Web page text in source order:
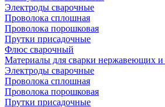
Электроды сварочные
Проволока сплошная
Проволока порошковая
Прутки присадочные
Флюс сварочный
Материалы для сварки нержавеющих и
Электроды сварочные
Проволока сплошная
Проволока порошковая
Прутки присадочные